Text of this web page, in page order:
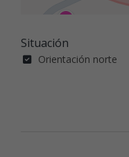
Situación
Orientación norte